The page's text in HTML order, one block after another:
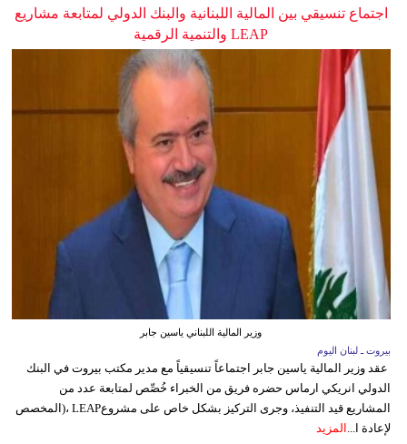
اجتماع تنسيقي بين المالية اللبنانية والبنك الدولي لمتابعة مشاريع
LEAP والتنمية الرقمية
وزير المالية اللبناني ياسين جابر
بيروت ـ لبنان اليوم
عقد وزير المالية ياسين جابر اجتماعاً تنسيقياً مع مدير مكتب بيروت في البنك
الدولي انريكي ارماس حضره فريق من الخبراء خُصِّص لمتابعة عدد من
المشاريع قيد التنفيذ، وجرى التركيز بشكل خاص على مشروعLEAP ،(المخصص
لإعادة ا... المزيد